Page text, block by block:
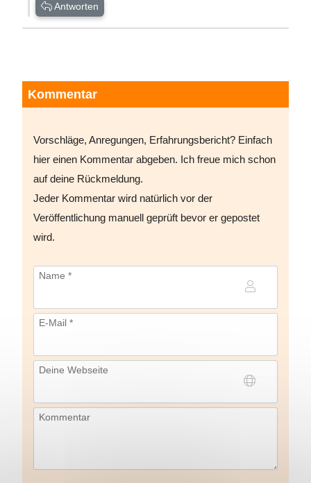
Antworten
Kommentar
Vorschläge, Anregungen, Erfahrungsbericht? Einfach
hier einen Kommentar abgeben. Ich freue mich schon
auf deine Rückmeldung.
Jeder Kommentar wird natürlich vor der
Veröffentlichung manuell geprüft bevor er gepostet
wird.
Name *
E-Mail *
Deine Webseite
Kommentar